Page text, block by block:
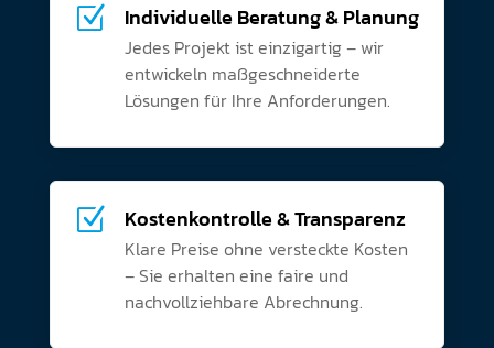
Z Individuelle Beratung & Planung
Jedes Projekt ist einzigartig – wir
entwickeln maßgeschneiderte
Lösungen für Ihre Anforderungen.
Z Kostenkontrolle & Transparenz
Klare Preise ohne versteckte Kosten
– Sie erhalten eine faire und
nachvollziehbare Abrechnung.